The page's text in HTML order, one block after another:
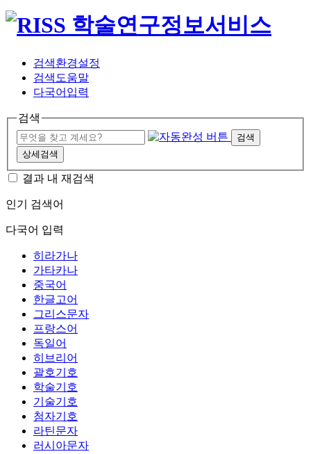
검색환경설정
검색도움말
다국어입력
검색
검색
상세검색
결과 내 재검색
인기 검색어
다국어 입력
히라가나
가타카나
중국어
한글고어
그리스문자
프랑스어
독일어
히브리어
괄호기호
학술기호
기술기호
첨자기호
라틴문자
러시아문자